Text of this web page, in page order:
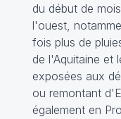
du début de
l'ouest,
fois plus de
de l'Aquitaine et
exposées aux
ou remontant
également en